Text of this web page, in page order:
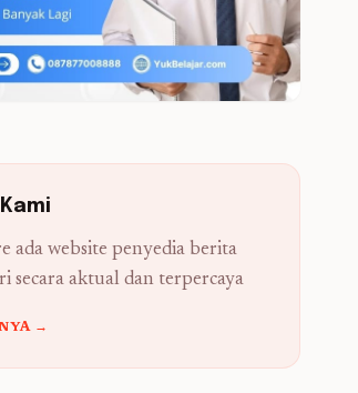
ada website penyedia berita
secara aktual dan terpercaya
→